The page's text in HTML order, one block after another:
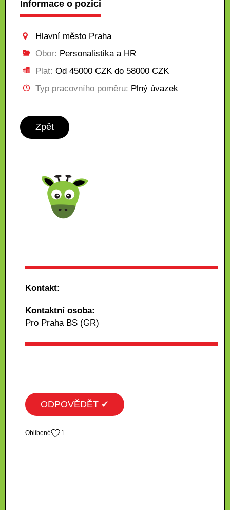
Informace o pozici
Hlavní město Praha
Obor: Personalistika a HR
Plat: Od 45000 CZK do 58000 CZK
Typ pracovního poměru: Plný úvazek
Zpět
Kontakt:
Kontaktní osoba:
Pro Praha BS (GR)
ODPOVĚDĚT ✔
Oblíbené 1